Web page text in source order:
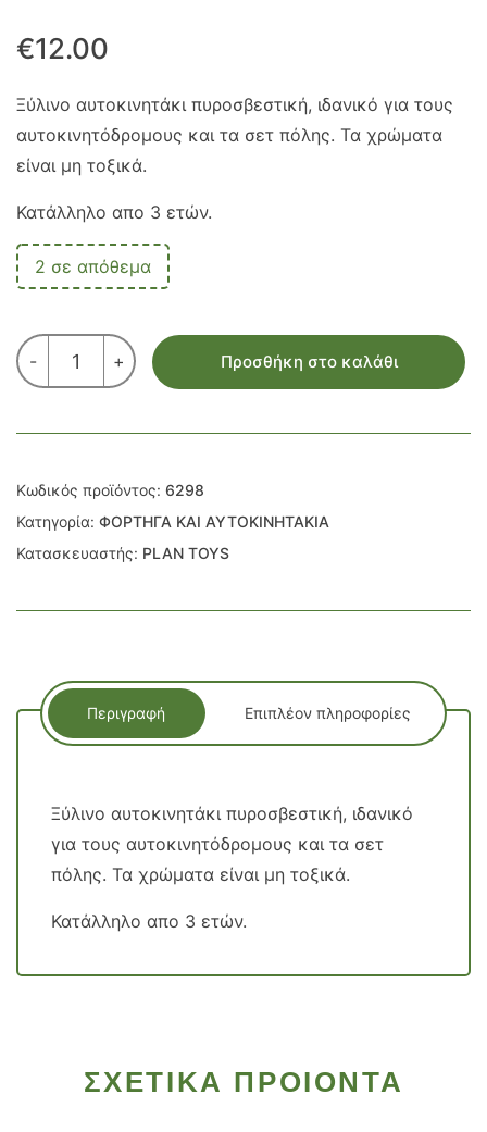
€12.00
Ξύλινο αυτοκινητάκι πυροσβεστική, ιδανικό για τους
αυτοκινητόδρομους και τα σετ πόλης. Τα χρώματα
είναι μη τοξικά.
Κατάλληλο απο 3 ετών.
2 σε απόθεμα
-
ΠΥΡΟΣΒΕΣΤΙΚΟ
ποσότητα
+ Προσθήκη στο καλάθι
Κωδικός προϊόντος: 6298
Κατηγορία: ΦΟΡΤΗΓΑ ΚΑΙ ΑΥΤΟΚΙΝΗΤΑΚΙΑ
Κατασκευαστής: PLAN TOYS
Περιγραφή Επιπλέον πληροφορίες
Ξύλινο αυτοκινητάκι πυροσβεστική, ιδανικό
για τους αυτοκινητόδρομους και τα σετ
πόλης. Τα χρώματα είναι μη τοξικά.
Κατάλληλο απο 3 ετών.
ΣΧΕΤΙΚΑ ΠΡΟΙΟΝΤΑ